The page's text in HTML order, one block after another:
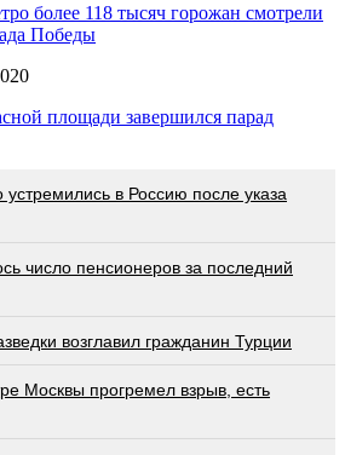
более 118 тысяч горожан смотрели
Победы
площади завершился парад
в Россию после указа
число пенсионеров за последний
возглавил гражданин Турции
Москвы прогремел взрыв, есть